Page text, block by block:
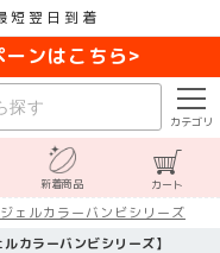
短翌日到着
ーンはこちら>
カテゴリ
新着商品 カート
ェルカラーバンビシリーズ
カラーバンビシリーズ】